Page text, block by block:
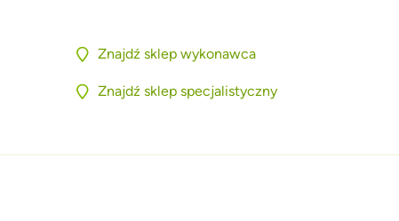
Znajdź sklep wykonawca
Znajdź sklep specjalistyczny